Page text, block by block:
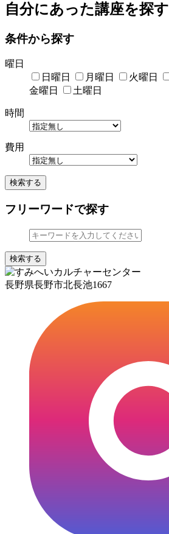
自分にあった講座を探す
条件から探す
曜日
日曜日
月曜日 火曜日
金曜日
土曜日
時間
費用
検索する
フリーワードで探す
検索する
長野県長野市北長池1667